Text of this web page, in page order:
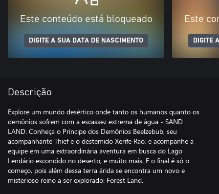
Este conteúdo está bloqueado
DIGITE A SUA DATA DE NASCIMENTO
Este
DIGITE
Descrição
Explore um mundo desértico onde tanto os humanos quanto os
demônios sofrem com a escassez extrema de água - SAND
LAND. Conheça o Príncipe dos Demônios Beelzebub, seu
acompanhante Thief e o destemido Xerife Rao, e acompanhe a
equipe em uma extraordinária aventura em busca do Lago
Lendário escondido no deserto, e muito mais. E o final é só o
começo, pois além dessa terra árida se encontra um novo e
misterioso reino a ser explorado: Forest Land.